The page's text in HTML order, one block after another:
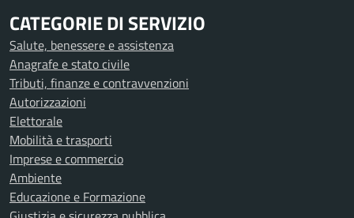
CATEGORIE DI SERVIZIO
Salute, benessere e assistenza
Anagrafe e stato civile
Tributi, finanze e contravvenzioni
Autorizzazioni
Elettorale
Mobilità e trasporti
Imprese e commercio
Ambiente
Educazione e Formazione